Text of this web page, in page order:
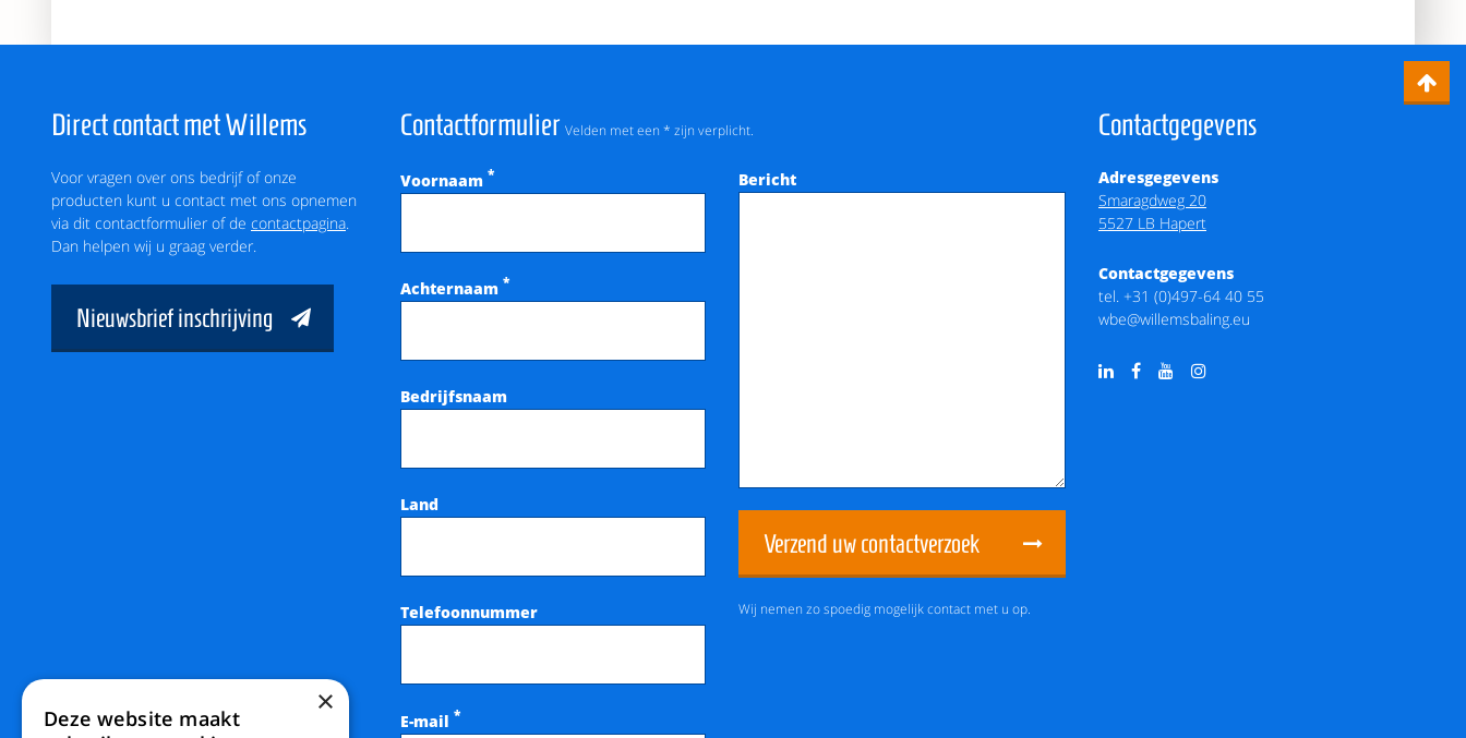
Direct contact met Willems
Voor vragen over ons bedrijf of onze
producten kunt u contact met ons opnemen
via dit contactformulier of de contactpagina.
Dan helpen wij u graag verder.
Nieuwsbrief inschrijving
Contactformulier Velden met een * zijn verplicht.
Voornaam *
Achternaam *
Bedrijfsnaam
Land
Telefoonnummer
E-mail *
Bericht
Verzend uw contactverzoek
Wij nemen zo spoedig mogelijk contact met u op.
Contactgegevens
Adresgegevens
Smaragdweg 20
5527 LB Hapert
Contactgegevens
tel. +31 (0)497-64 40 55
wbe@willemsbaling.eu
×
Deze website maakt